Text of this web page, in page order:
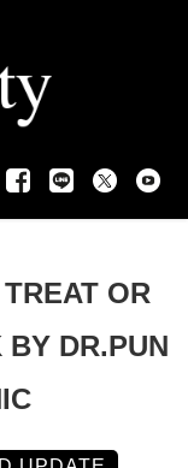
OR
BY DR.PUN